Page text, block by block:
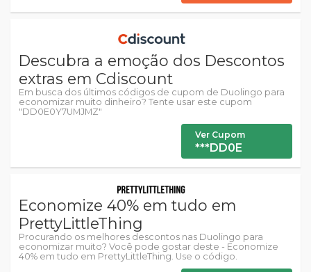
Descubra a emoção dos Descontos
extras em Cdiscount
Em busca dos últimos códigos de cupom de Duolingo para
economizar muito dinheiro? Tente usar este cupom
"DD0E0Y7UMJMZ"
Ver Cupom
***DD0E
Economize 40% em tudo em
PrettyLittleThing
Procurando os melhores descontos nas Duolingo para
economizar muito? Você pode gostar deste - Economize
40% em tudo em PrettyLittleThing. Use o código.